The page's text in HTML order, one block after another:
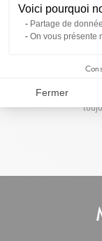
dépasser, elle crée
créative et toujours
Découvrez dès
trouvez le modèle
style et esprit
Voici pourquoi
Partage de
On vous présente
Fermer